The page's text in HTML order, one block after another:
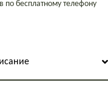
по бесплатному телефону